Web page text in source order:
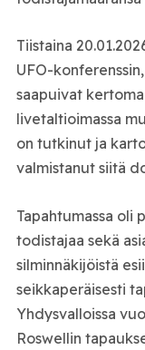
Tiistaina
UFO-
saapuivat
livetaltioimassa
on tutkinut ja
valmistanut siitä
Tapahtumassa oli
todistajaa sekä
silminnäkijöistä
seikkaperäisesti
Yhdysvalloissa
Roswellin